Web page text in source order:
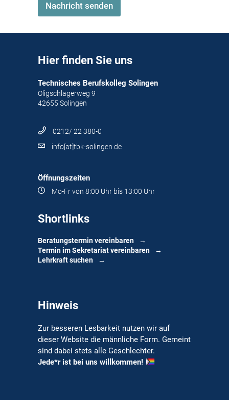
Nachricht senden
Hier finden Sie uns
Technisches Berufskolleg Solingen
Oligschlägerweg 9
42655 Solingen
0212/ 22 380-0
info[at]tbk-solingen.de
Öffnungszeiten
Mo-Fr von 8:00 Uhr bis 13:00 Uhr
Shortlinks
Beratungstermin vereinbaren
Termin im Sekretariat vereinbaren
Lehrkraft suchen
Hinweis
Zur besseren Lesbarkeit nutzen wir auf
dieser Website die männliche Form. Gemeint
sind dabei stets alle Geschlechter.
Jede*r ist bei uns willkommen!